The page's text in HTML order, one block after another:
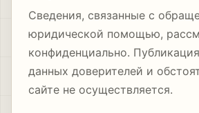
Сведения, связанные с
юридической помощью,
конфиденциально.
данных доверителей и
сайте не осуществляется.